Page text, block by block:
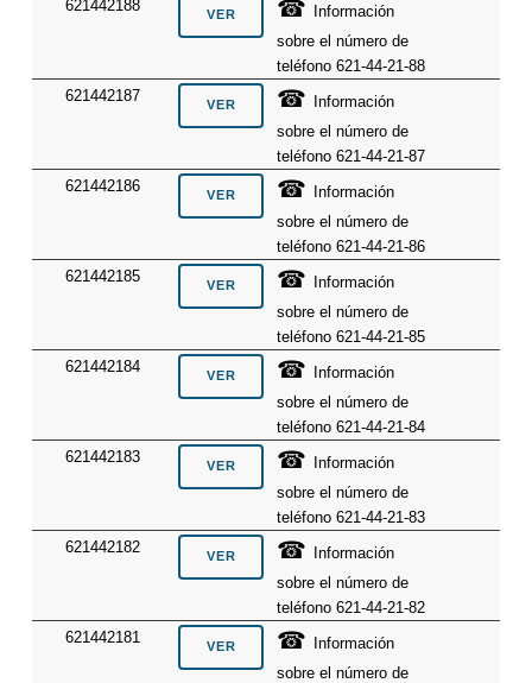
621442188 ☎
Información
sobre el número de
teléfono 621-44-21-88
621442187
☎
Información
sobre el número de
teléfono 621-44-21-87
621442186
☎
Información
sobre el número de
teléfono 621-44-21-86
621442185
☎
Información
sobre el número de
teléfono 621-44-21-85
621442184
☎
Información
sobre el número de
teléfono 621-44-21-84
621442183
☎
Información
sobre el número de
teléfono 621-44-21-83
621442182
☎
Información
sobre el número de
teléfono 621-44-21-82
621442181
☎
Información
sobre el número de